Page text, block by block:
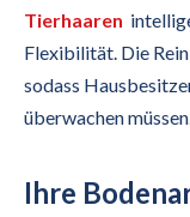
Tierhaaren
Flexibilität. Die
sodass
überwachen müssen.
Ihre